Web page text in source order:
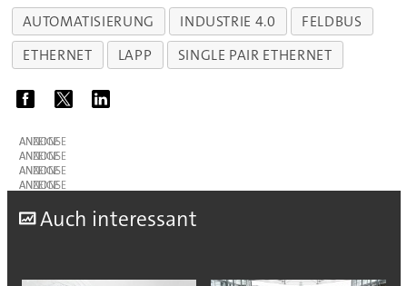
AUTOMATISIERUNG INDUSTRIE 4.0
FELDBUS
ETHERNET
LAPP SINGLE PAIR ETHERNET
ANZEIGE
ANZEIGE
ANZEIGE
ANZEIGE
Auch interessant